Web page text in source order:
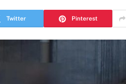
Twitter Pinterest